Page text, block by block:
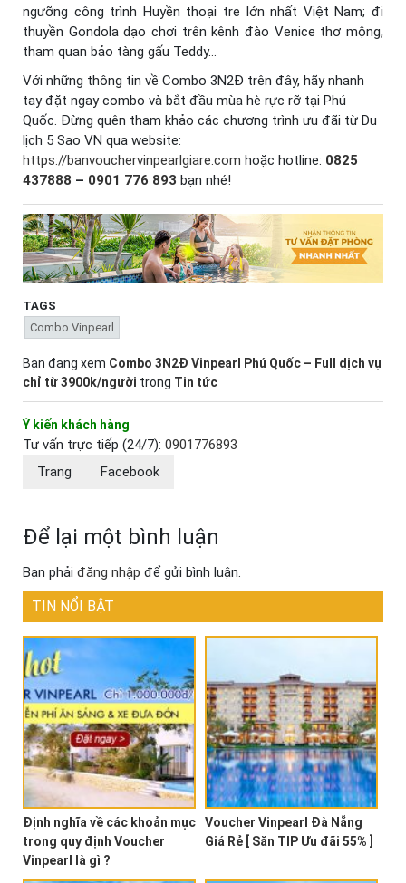
ngưỡng công trình Huyền thoại tre lớn nhất Việt Nam; đi
thuyền Gondola dạo chơi trên kênh đào Venice thơ mộng,
tham quan bảo tàng gấu Teddy…
Với những thông tin về Combo 3N2Đ trên đây, hãy nhanh
tay đặt ngay combo và bắt đầu mùa hè rực rỡ tại Phú
Quốc. Đừng quên tham khảo các chương trình ưu đãi từ Du
lịch 5 Sao VN qua website:
https://banvouchervinpearlgiare.com hoặc hotline: 0825
437888 – 0901 776 893 bạn nhé!
TAGS
Combo Vinpearl
Bạn đang xem Combo 3N2Đ Vinpearl Phú Quốc – Full dịch vụ
chỉ từ 3900k/người trong Tin tức
Ý kiến khách hàng
Tư vấn trực tiếp (24/7): 0901776893
Trang
Facebook
Để lại một bình luận
Bạn phải đăng nhập để gửi bình luận.
TIN NỔI BẬT
Định nghĩa về các khoản mục
trong quy định Voucher
Vinpearl là gì ?
Voucher Vinpearl Đà Nẵng
Giá Rẻ [ Săn TIP Ưu đãi 55% ]